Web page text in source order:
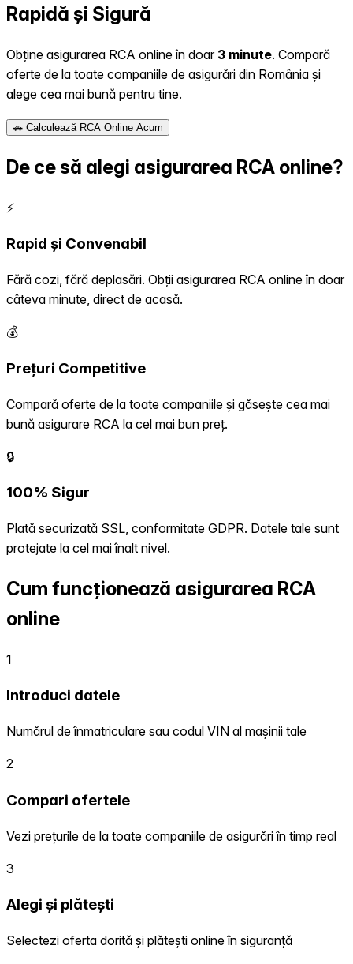
Rapidă și Sigură
Obține asigurarea RCA online în doar 3 minute. Compară
oferte de la toate companiile de asigurări din România și
alege cea mai bună pentru tine.
🚗 Calculează RCA Online Acum
De ce să alegi asigurarea RCA online?
⚡
Rapid și Convenabil
Fără cozi, fără deplasări. Obții asigurarea RCA online în doar
câteva minute, direct de acasă.
💰
Prețuri Competitive
Compară oferte de la toate companiile și găsește cea mai
bună asigurare RCA la cel mai bun preț.
🔒
100% Sigur
Plată securizată SSL, conformitate GDPR. Datele tale sunt
protejate la cel mai înalt nivel.
Cum funcționează asigurarea RCA
online
1
Introduci datele
Numărul de înmatriculare sau codul VIN al mașinii tale
2
Compari ofertele
Vezi prețurile de la toate companiile de asigurări în timp real
3
Alegi și plătești
Selectezi oferta dorită și plătești online în siguranță